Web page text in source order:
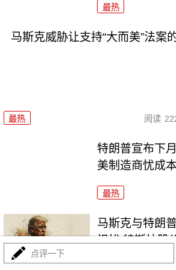
最热
马斯克威胁让支持“大而美”法案
最热 阅读
特朗普宣布下
美制造商忧成
最热
马斯克与特朗
担忧 特斯拉股
点评一下